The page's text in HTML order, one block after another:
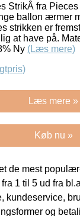
StrikÂ fra
ballon ærmer
strikken er
at have på.
Ny (Læs mere)
Læs mere »
Køb nu »
de mest
1 til 5 ud fra
kundeservice,
og